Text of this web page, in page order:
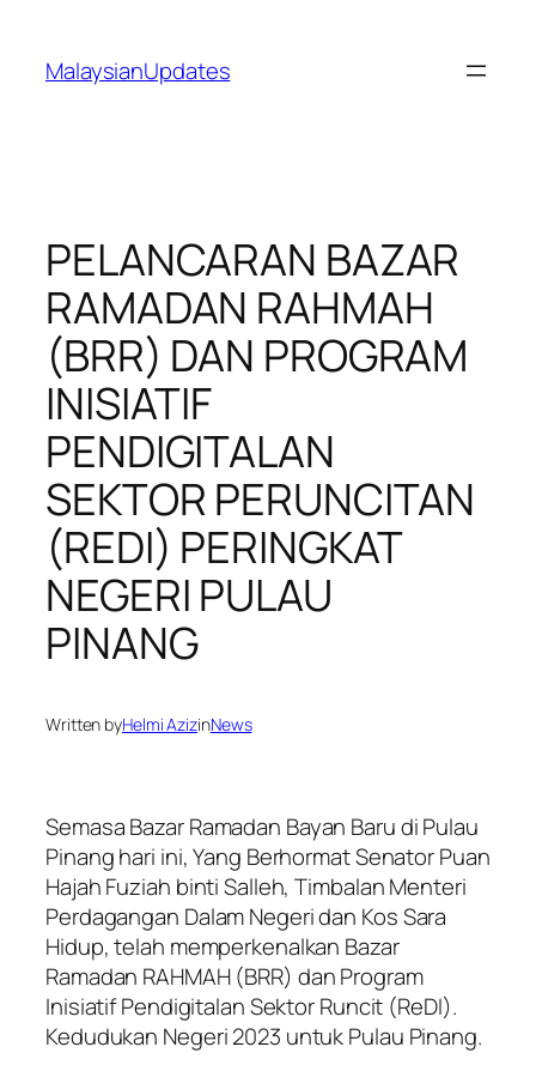
content
MalaysianUpdates
PELANCARAN BAZAR
RAMADAN RAHMAH
(BRR) DAN PROGRAM
INISIATIF
PENDIGITALAN
SEKTOR PERUNCITAN
(REDI) PERINGKAT
NEGERI PULAU
PINANG
Written byHelmi AzizinNews
Semasa Bazar Ramadan Bayan Baru di Pulau
Pinang hari ini, Yang Berhormat Senator Puan
Hajah Fuziah binti Salleh, Timbalan Menteri
Perdagangan Dalam Negeri dan Kos Sara
Hidup, telah memperkenalkan Bazar
Ramadan RAHMAH (BRR) dan Program
Inisiatif Pendigitalan Sektor Runcit (ReDI).
Kedudukan Negeri 2023 untuk Pulau Pinang.